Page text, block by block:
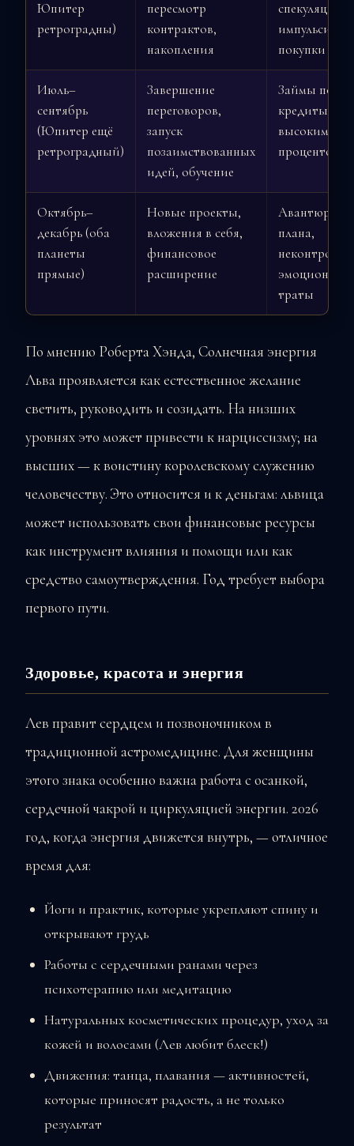
Юпитер
ретроградны)
пересмотр
контрактов,
накопления
спекуляции,
покупки
Июль–
сентябрь
(Юпитер ещё
ретроградный)
Завершение
переговоров,
запуск
позаимствованных
идей, обучение
Займы под
кредиты с
высоким
процентом
Октябрь–
декабрь (оба
планеты
прямые)
Новые проекты,
вложения в себя,
финансовое
расширение
Авантюризм
плана,
траты
По мнению Роберта Хэнда, Солнечная энергия
Льва проявляется как естественное желание
светить, руководить и созидать. На низших
уровнях это может привести к нарциссизму; на
высших — к воистину королевскому служению
человечеству. Это относится и к деньгам: львица
может использовать свои финансовые ресурсы
как инструмент влияния и помощи или как
средство самоутверждения. Год требует выбора
первого пути.
Здоровье, красота и энергия
Лев правит сердцем и позвоночником в
традиционной астромедицине. Для женщины
этого знака особенно важна работа с осанкой,
сердечной чакрой и циркуляцией энергии. 2026
год, когда энергия движется внутрь, — отличное
время для:
Йоги и практик, которые укрепляют спину и
открывают грудь
Работы с сердечными ранами через
психотерапию или медитацию
Натуральных косметических процедур, уход за
кожей и волосами (Лев любит блеск!)
Движения: танца, плавания — активностей,
которые приносят радость, а не только
результат